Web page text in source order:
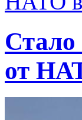
Стало
от